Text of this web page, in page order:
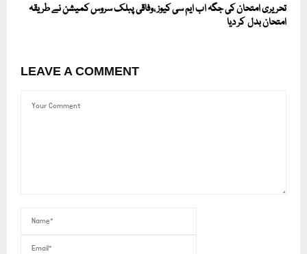
تحریری امتحان کی جگہ اب ایم سی کیوز ،وفاقی پبلک سروس کمیشن نے طریقہ
امتحان بدل کر دیا
LEAVE A COMMENT